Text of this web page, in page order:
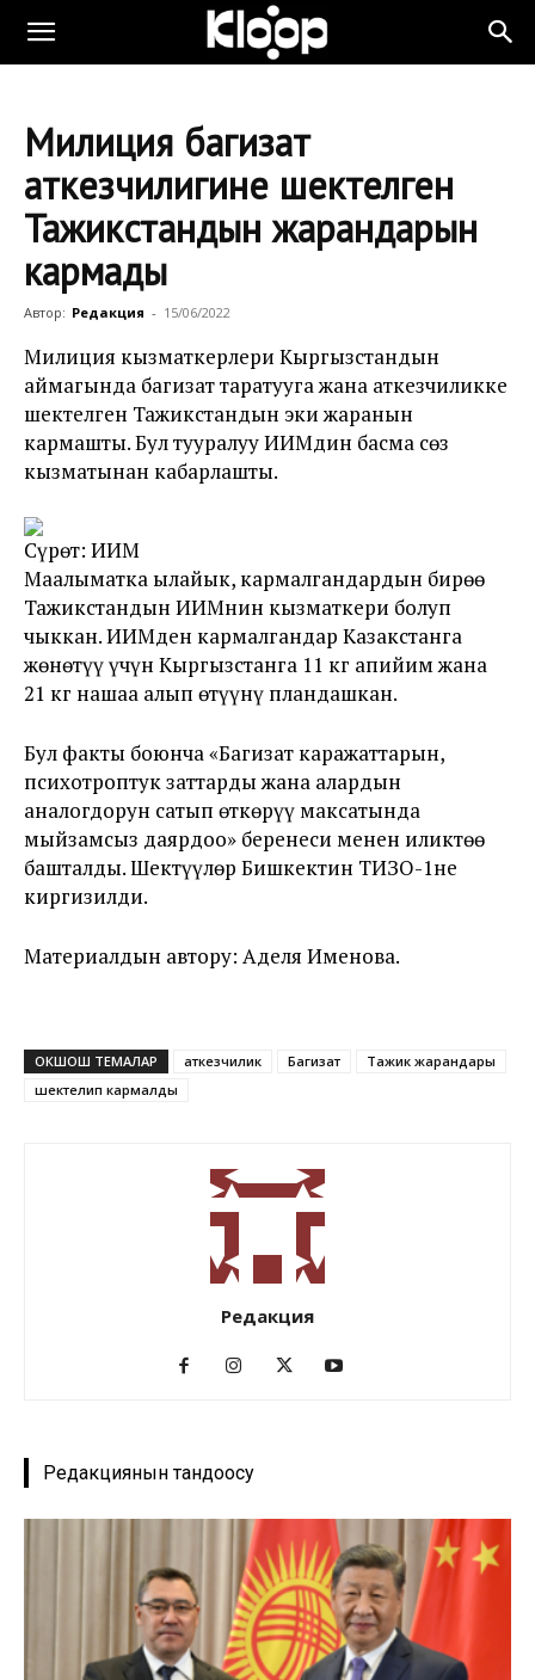
Милиция баңгизат
аткезчилигине шектелген
Тажикстандын жарандарын
кармады
Автор: Редакция - 15/06/2022
Милиция кызматкерлери Кыргызстандын
аймагында баңгизат таратууга жана аткезчиликке
шектелген Тажикстандын эки жаранын
кармашты. Бул тууралуу ИИМдин басма сөз
кызматынан кабарлашты.
Сүрөт: ИИМ
Маалыматка ылайык, кармалгандардын бирөө
Тажикстандын ИИМнин кызматкери болуп
чыккан. ИИМден кармалгандар Казакстанга
жөнөтүү үчүн Кыргызстанга 11 кг апийим жана
21 кг нашаа алып өтүүнү пландашкан.
Бул факты боюнча «Баңгизат каражаттарын,
психотроптук заттарды жана алардын
аналогдорун сатып өткөрүү максатында
мыйзамсыз даярдоо» беренеси менен иликтөө
башталды. Шектүүлөр Бишкектин ТИЗО-1не
киргизилди.
Материалдын автору: Аделя Именова.
ОКШОШ ТЕМАЛАР аткезчилик Баңгизат
Тажик жарандары
шектелип кармалды
Редакция
Редакциянын тандоосу